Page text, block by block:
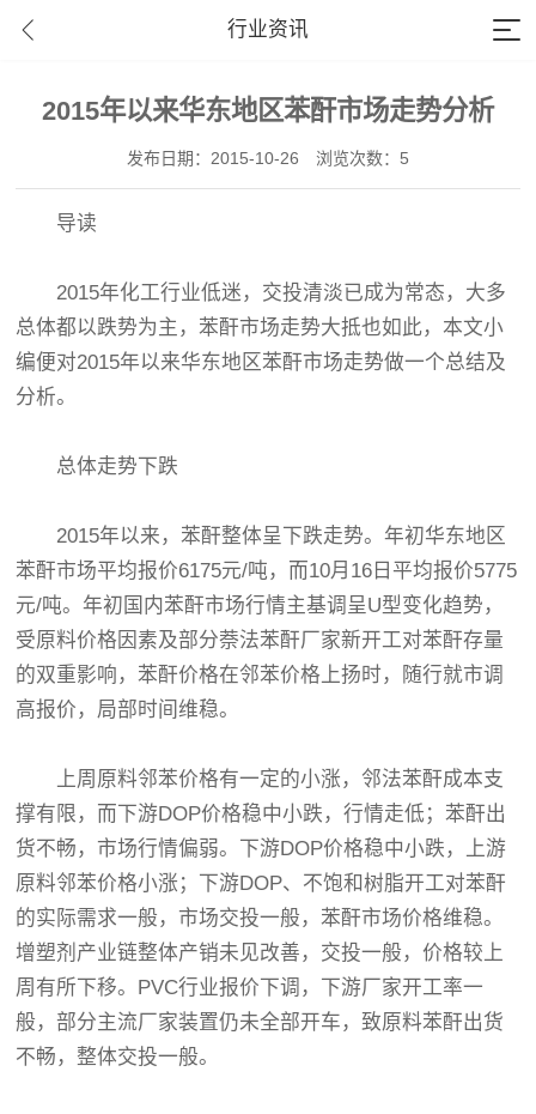
行业资讯
2015年以来华东地区苯酐市场走势分析
发布日期：2015-10-26 浏览次数：5
导读
2015年化工行业低迷，交投清淡已成为常态，大多
总体都以跌势为主，苯酐市场走势大抵也如此，本文小
编便对2015年以来华东地区苯酐市场走势做一个总结及
分析。
总体走势下跌
2015年以来，苯酐整体呈下跌走势。年初华东地区
苯酐市场平均报价6175元/吨，而10月16日平均报价5775
元/吨。年初国内苯酐市场行情主基调呈U型变化趋势，
受原料价格因素及部分萘法苯酐厂家新开工对苯酐存量
的双重影响，苯酐价格在邻苯价格上扬时，随行就市调
高报价，局部时间维稳。
上周原料邻苯价格有一定的小涨，邻法苯酐成本支
撑有限，而下游DOP价格稳中小跌，行情走低；苯酐出
货不畅，市场行情偏弱。下游DOP价格稳中小跌，上游
原料邻苯价格小涨；下游DOP、不饱和树脂开工对苯酐
的实际需求一般，市场交投一般，苯酐市场价格维稳。
增塑剂产业链整体产销未见改善，交投一般，价格较上
周有所下移。PVC行业报价下调，下游厂家开工率一
般，部分主流厂家装置仍未全部开车，致原料苯酐出货
不畅，整体交投一般。